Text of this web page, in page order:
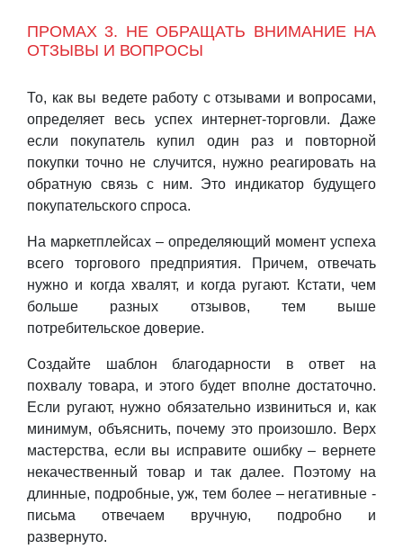
ПРОМАХ 3. НЕ ОБРАЩАТЬ ВНИМАНИЕ НА
ОТЗЫВЫ И ВОПРОСЫ
То, как вы ведете работу с отзывами и вопросами,
определяет весь успех интернет-торговли. Даже
если покупатель купил один раз и повторной
покупки точно не случится, нужно реагировать на
обратную связь с ним. Это индикатор будущего
покупательского спроса.
На маркетплейсах – определяющий момент успеха
всего торгового предприятия. Причем, отвечать
нужно и когда хвалят, и когда ругают. Кстати, чем
больше разных отзывов, тем выше
потребительское доверие.
Создайте шаблон благодарности в ответ на
похвалу товара, и этого будет вполне достаточно.
Если ругают, нужно обязательно извиниться и, как
минимум, объяснить, почему это произошло. Верх
мастерства, если вы исправите ошибку – вернете
некачественный товар и так далее. Поэтому на
длинные, подробные, уж, тем более – негативные -
письма отвечаем вручную, подробно и
развернуто.